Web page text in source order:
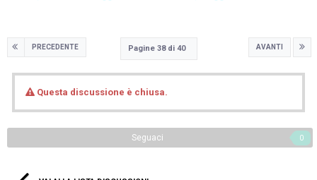
PRECEDENTE AVANTI
Pagine 38 di 40
Questa discussione è chiusa.
Seguaci 0